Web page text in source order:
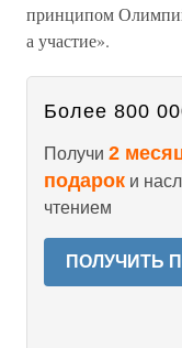
принципом
а участие».
Более 800
Получи 2
подарок и
чтением
ПОЛУЧИТЬ